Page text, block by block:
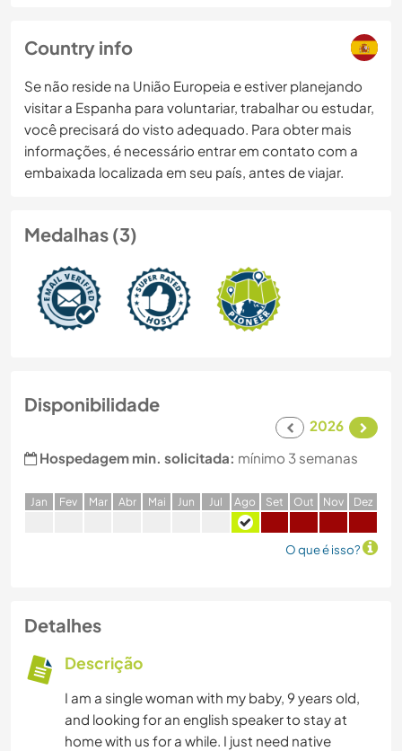
Country info
Se não reside na União Europeia e estiver planejando
visitar a Espanha para voluntariar, trabalhar ou estudar,
você precisará do visto adequado. Para obter mais
informações, é necessário entrar em contato com a
embaixada localizada em seu país, antes de viajar.
Medalhas (3)
Disponibilidade
2026
Hospedagem min. solicitada: mínimo 3 semanas
Jan Fev Mar Abr Mai Jun Jul Ago Set Out Nov Dez
O que é isso?
Detalhes
Descrição
I am a single woman with my baby, 9 years old,
and looking for an english speaker to stay at
home with us for a while. I just need native